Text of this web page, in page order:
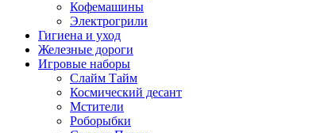
Кофемашины
Электрогрили
Гигиена и уход
Железные дороги
Игровые наборы
Слайм Тайм
Космический десант
Мстители
Роборыбки